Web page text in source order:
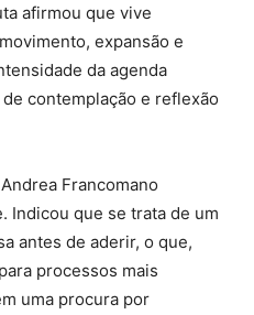
afirmou que vive
expansão e
da agenda
contemplação e reflexão
Francomano
Indicou que se trata de um
antes de aderir, o que,
processos mais
uma procura por